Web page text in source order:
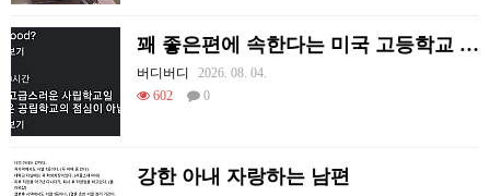
꽤 좋은편에 속한다는 미국 고등학교 급식.mp4
버디버디
2026. 08. 04.
602
0
강한 아내 자랑하는 남편